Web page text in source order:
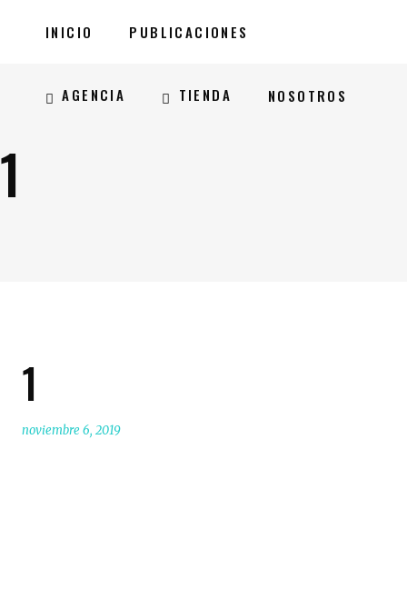
INICIO PUBLICACIONES
AGENCIA TIENDA NOSOTROS
1
1
noviembre 6, 2019